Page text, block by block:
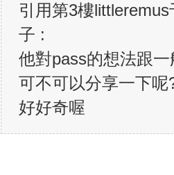
引用第3樓
子 :
他對pass的想法跟
可不可以分享一下
好好奇喔